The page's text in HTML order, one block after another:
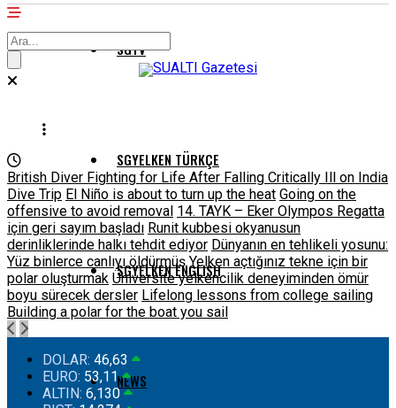
SGTV
SGYELKEN TÜRKÇE
SGYELKEN ENGLISH
NEWS
British Diver Fighting for Life After Falling Critically Ill on India
Dive Trip El Niño is about to turn up the heat Going on the
offensive to avoid removal 14. TAYK – Eker Olympos Regatta
için geri sayım başladı Runit kubbesi okyanusun
derinliklerinde halkı tehdit ediyor Dünyanın en tehlikeli yosunu:
Yüz binlerce canlıyı öldürmüş Yelken açtığınız tekne için bir
polar oluşturmak Üniversite yelkencilik deneyiminden ömür
boyu sürecek dersler Lifelong lessons from college sailing
Building a polar for the boat you sail
DOLAR: 46,63
EURO: 53,11
ALTIN: 6,130